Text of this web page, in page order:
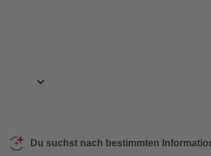
Du suchst nach bestimmten